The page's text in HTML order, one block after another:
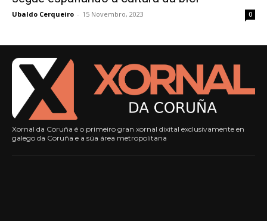
Ubaldo Cerqueiro - 15 Novembro, 2023 0
Xornal da Coruña é o primeiro gran xornal dixital exclusivamente en
galego da Coruña e a súa área metropolitana